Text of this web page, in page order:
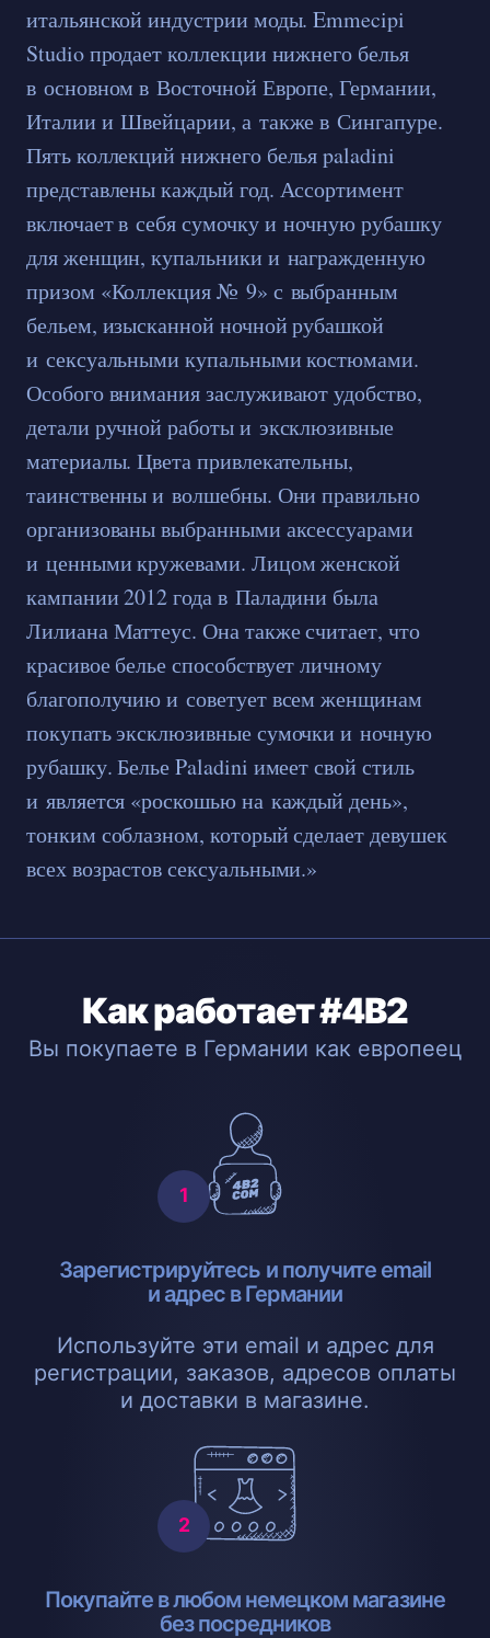
итальянской индустрии моды. Emmecipi
Studio продает коллекции нижнего белья
в основном в Восточной Европе, Германии,
Италии и Швейцарии, а также в Сингапуре.
Пять коллекций нижнего белья paladini
представлены каждый год. Ассортимент
включает в себя сумочку и ночную рубашку
для женщин, купальники и награжденную
призом «Коллекция № 9» с выбранным
бельем, изысканной ночной рубашкой
и сексуальными купальными костюмами.
Особого внимания заслуживают удобство,
детали ручной работы и эксклюзивные
материалы. Цвета привлекательны,
таинственны и волшебны. Они правильно
организованы выбранными аксессуарами
и ценными кружевами. Лицом женской
кампании 2012 года в Паладини была
Лилиана Маттеус. Она также считает, что
красивое белье способствует личному
благополучию и советует всем женщинам
покупать эксклюзивные сумочки и ночную
рубашку. Белье Paladini имеет свой стиль
и является «роскошью на каждый день»,
тонким соблазном, который сделает девушек
всех возрастов сексуальными.»
Как работает #4B2
Вы покупаете в Германии как европеец
Зарегистрируйтесь и получите email
и адрес в Германии
Используйте эти email и адрес для
регистрации, заказов, адресов оплаты
и доставки в магазине.
Покупайте в любом немецком магазине
без посредников